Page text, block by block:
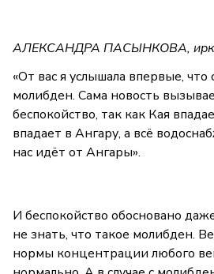
АЛЕКСАНДРА ПАСЫНКОВА,
«От вас я услышала впервые, что
молибден. Сама новость
беспокойство, так как Кая
впадает в Ангару, а всё
нас идёт от Ангары».
И беспокойство обосновано
не знать, что такое молибден.
нормы концентрации любого